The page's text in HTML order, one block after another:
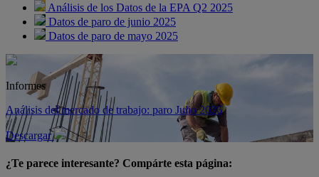
Análisis de los Datos de la EPA Q2 2025
Datos de paro de junio 2025
Datos de paro de mayo 2025
Informes
Análisis del mercado de trabajo: paro Julio 2026
Descargar
¿Te parece interesante? Compárte esta página: